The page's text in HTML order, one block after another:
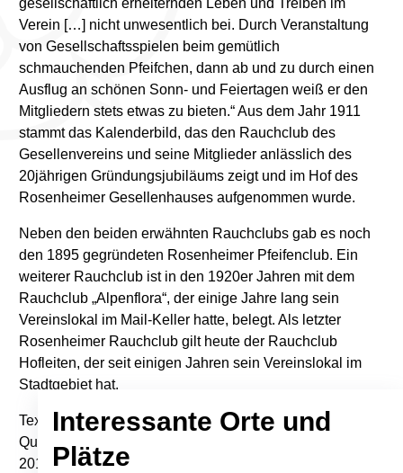
gesellschaftlich erheiternden Leben und Treiben im
Verein […] nicht unwesentlich bei. Durch Veranstaltung
von Gesellschaftsspielen beim gemütlich
schmauchenden Pfeifchen, dann ab und zu durch einen
Ausflug an schönen Sonn- und Feiertagen weiß er den
Mitgliedern stets etwas zu bieten.“ Aus dem Jahr 1911
stammt das Kalenderbild, das den Rauchclub des
Gesellenvereins und seine Mitglieder anlässlich des
20jährigen Gründungsjubiläums zeigt und im Hof des
Rosenheimer Gesellenhauses aufgenommen wurde.
Neben den beiden erwähnten Rauchclubs gab es noch
den 1895 gegründeten Rosenheimer Pfeifenclub. Ein
weiterer Rauchclub ist in den 1920er Jahren mit dem
Rauchclub „Alpenflora“, der einige Jahre lang sein
Vereinslokal im Mail-Keller hatte, belegt. Als letzter
Rosenheimer Rauchclub gilt heute der Rauchclub
Hofleiten, der seit einigen Jahren sein Vereinslokal im
Stadtgebiet hat.
Text: Karl Mair
Quelle: Stadtkalender "Bilder aus Alt-Rosenheim",
2013/2
Interessante Orte und
Plätze